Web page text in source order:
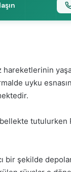
hareketlerinin
uyku
tutulurken
bir şekilde